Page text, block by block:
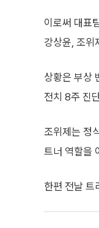
이로써 대표
강상윤, 조위
상황은 부상
전치 8주 진
조위제는 정
트너 역할을
한편 전날 트